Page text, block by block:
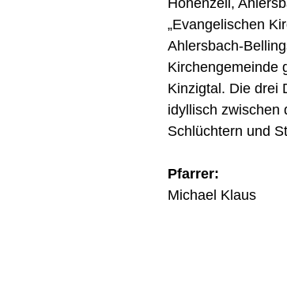
Hohenzell,
„Evangelischen
Ahlersbach-
Kirchengemeinde
Kinzigtal. Die drei
idyllisch zwischen
Schlüchtern und
Pfarrer:
Michael Klaus